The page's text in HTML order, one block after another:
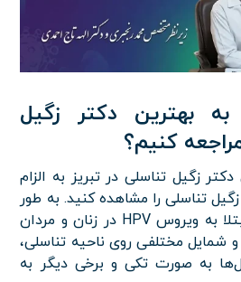
بهترین دکتر زگیل
کنیم؟
زگیل تناسلی در تبریز به الزام
تناسلی را مشاهده کنید. به طور
کلی، زگیل نشانه‌ای از ابتلا به ویروس HPV در زنان و مردان
شمایل مختلفی روی ناحیه تناسلی،
به صورت تکی و برخی دیگر به